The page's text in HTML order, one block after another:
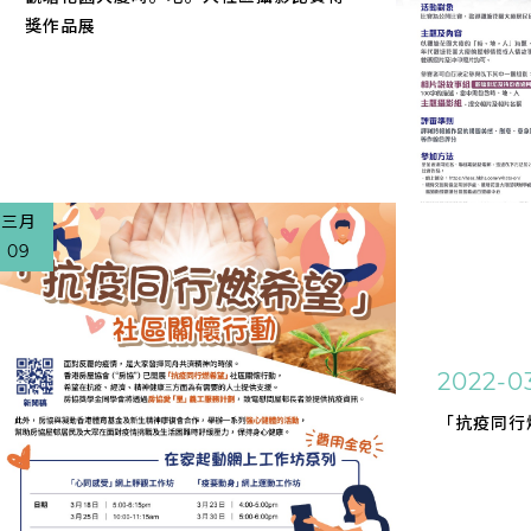
獎作品展
三月
09
2022-
「抗疫同